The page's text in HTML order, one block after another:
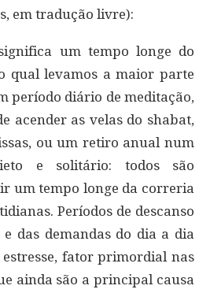
em tradução livre):
um tempo longe do
qual levamos a maior parte
período diário de meditação,
acender as velas do shabat,
ou um retiro anual num
e solitário: todos são
um tempo longe da correria
Períodos de descanso
das demandas do dia a dia
fator primordial nas
ainda são a principal causa